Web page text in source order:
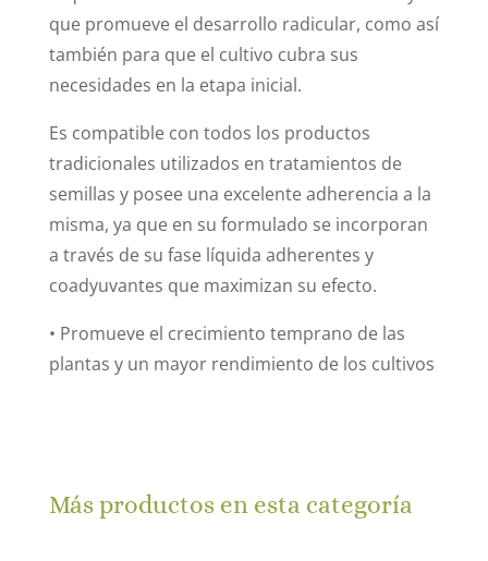
que promueve el desarrollo radicular, como así
también para que el cultivo cubra sus
necesidades en la etapa inicial.
Es compatible con todos los productos
tradicionales utilizados en tratamientos de
semillas y posee una excelente adherencia a la
misma, ya que en su formulado se incorporan
a través de su fase líquida adherentes y
coadyuvantes que maximizan su efecto.
• Promueve el crecimiento temprano de las
plantas y un mayor rendimiento de los cultivos
Más productos en esta categoría